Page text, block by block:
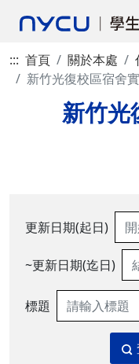
::: 首頁 關於本處
新竹光復校區宿舍
新竹光
更新日期(起日)
~更新日期(迄日)
標題